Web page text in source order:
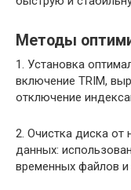
Методы
1. Установка
включение TRIM,
отключение
2. Очистка диска
данных:
временных файлов